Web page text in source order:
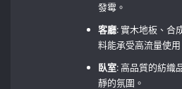
發霉。 ‍
客廳: 實木地板、合
料能承受高流量使用
臥室: 高品質的紡織
靜的氛圍。